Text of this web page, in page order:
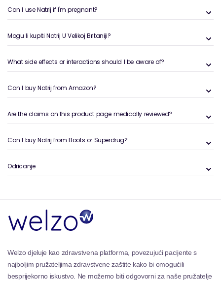
Can I use Natrij if I'm pregnant?
Mogu li kupiti Natrij U Velikoj Britaniji?
What side effects or interactions should I be aware of?
Can I buy Natrij from Amazon?
Are the claims on this product page medically reviewed?
Can I buy Natrij from Boots or Superdrug?
Odricanje
Welzo djeluje kao zdravstvena platforma, povezujući pacijente s
najboljim pružateljima zdravstvene zaštite kako bi omogućili
besprijekorno iskustvo. Ne možemo biti odgovorni za naše pružatelje